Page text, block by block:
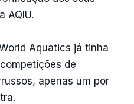
AQIU.
Aquatics já tinha
de
apenas um por